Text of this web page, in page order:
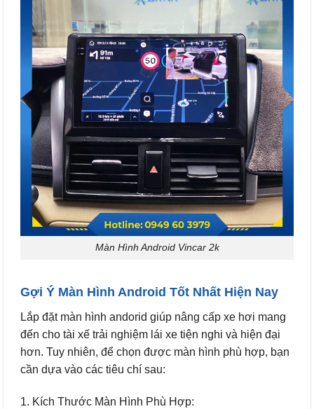
Màn Hình Android Vincar 2k
Gợi Ý Màn Hình Android Tốt Nhất Hiện Nay
Lắp đặt màn hình andorid giúp nâng cấp xe hơi mang
đến cho tài xế trải nghiệm lái xe tiện nghi và hiện đại
hơn. Tuy nhiên, để chọn được màn hình phù hợp, bạn
cần dựa vào các tiêu chí sau:
1. Kích Thước Màn Hình Phù Hợp: